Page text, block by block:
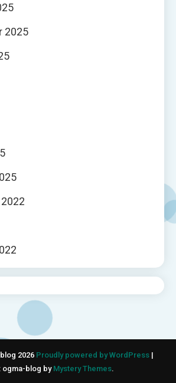
2025
2026 Proudly powered by WordPress |
ogma-blog by Mystery Themes.